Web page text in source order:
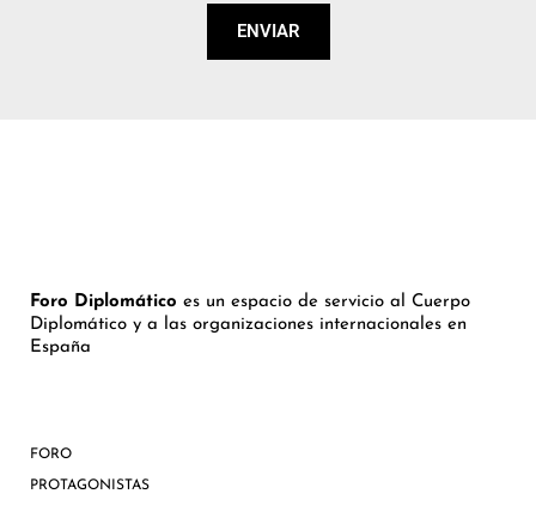
ENVIAR
Foro Diplomático es un espacio de servicio al Cuerpo
Diplomático y a las organizaciones internacionales en
España
FORO
PROTAGONISTAS